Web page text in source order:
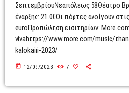
ΣεπτεμβρίουΝεαπόλεως 58Θέατρο
έναρξης: 21.00Οι πόρτες ανοίγουν
euroΠροπώληση εισιτηρίων:
vivahttps://www.more.com/music/
kalokairi-2023/
today 12/09/2023 7